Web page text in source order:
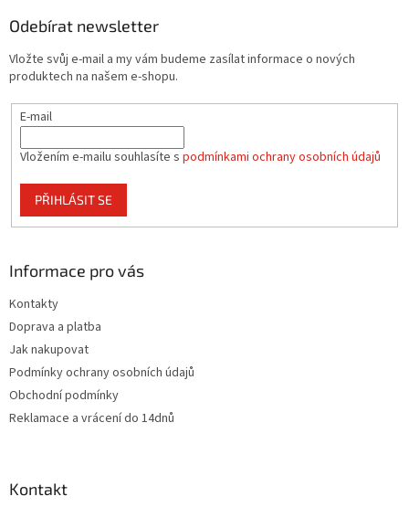
Odebírat newsletter
Vložte svůj e-mail a my vám budeme zasílat informace o nových
produktech na našem e-shopu.
E-mail
Vložením e-mailu souhlasíte s podmínkami ochrany osobních údajů
PŘIHLÁSIT SE
Informace pro vás
Kontakty
Doprava a platba
Jak nakupovat
Podmínky ochrany osobních údajů
Obchodní podmínky
Reklamace a vrácení do 14dnů
Kontakt